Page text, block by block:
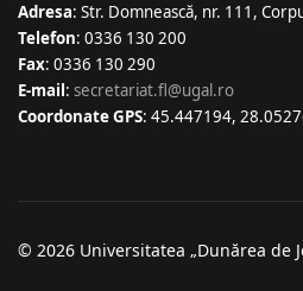
Adresa: Str. Domnească, nr. 111,
Telefon: 0336 130 200
Fax: 0336 130 290
E-mail: secretariat.fl@ugal.ro
Coordonate GPS: 45.447194,
© 2026 Universitatea „Dunărea de